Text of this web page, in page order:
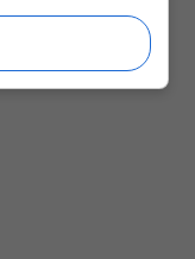
meer op
wordt nu